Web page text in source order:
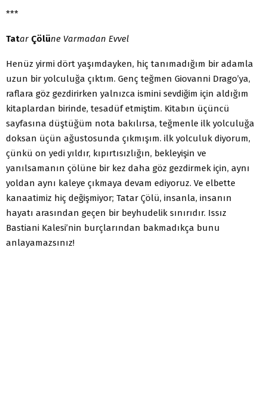
***
Tatar Çölüne Varmadan Evvel
Henüz yirmi dört yaşımdayken, hiç tanımadığım bir adamla
uzun bir yolculuğa çıktım. Genç teğmen Giovanni Drago’ya,
raflara göz gezdirirken yalnızca ismini sevdiğim için aldığım
kitaplardan birinde, tesadüf etmiştim. Kitabın üçüncü
sayfasına düştüğüm nota bakılırsa, teğmenle ilk yolculuğa
doksan üçün ağustosunda çıkmışım. ilk yolculuk diyorum,
çünkü on yedi yıldır, kıpırtısızlığın, bekleyişin ve
yanılsamanın çölüne bir kez daha göz gezdirmek için, aynı
yoldan aynı kaleye çıkmaya devam ediyoruz. Ve elbette
kanaatimiz hiç değişmiyor; Tatar Çölü, insanla, insanın
hayatı arasından geçen bir beyhudelik sınırıdır. Issız
Bastiani Kalesi’nin burçlarından bakmadıkça bunu
anlayamazsınız!